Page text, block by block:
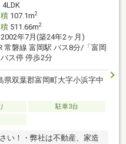
4LDK
107.1m2
511.66m2
2002年7月(築24年2ヶ月)
常磐線 富岡駅 バス8分/「富岡
ス停 停歩2分
県双葉郡富岡町大字小浜字中
駐車3台
い！・弊社は不動産、家造